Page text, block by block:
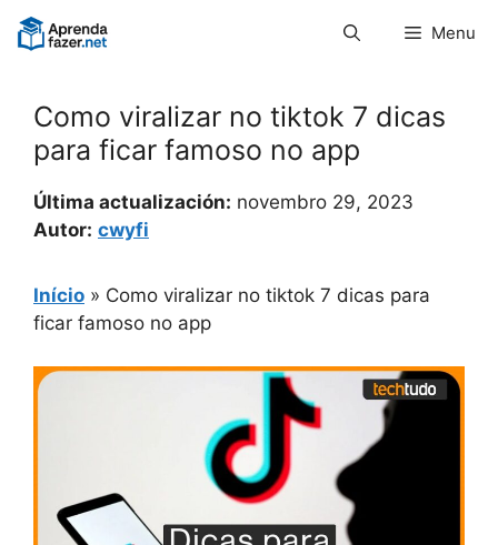
Pular
para
Menu
Como viralizar no tiktok 7 dicas
para ficar famoso no app
Última actualización: novembro 29, 2023
Autor: cwyfi
Início » Como viralizar no tiktok 7 dicas para
ficar famoso no app